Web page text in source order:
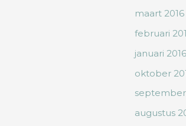
maart 2016
februari
januari 2016
oktober
september
augustus